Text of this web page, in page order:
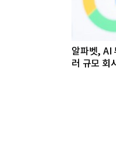
알파벳, AI
러 규모 회